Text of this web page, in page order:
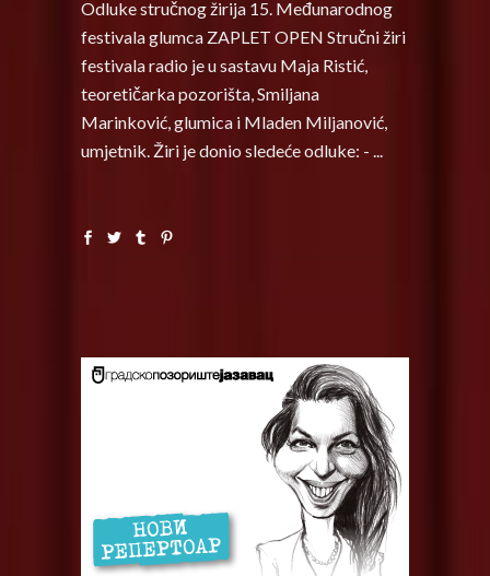
Odluke stručnog žirija 15. Međunarodnog
festivala glumca ZAPLET OPEN Stručni žiri
festivala radio je u sastavu Maja Ristić,
teoretičarka pozorišta, Smiljana
Marinković, glumica i Mladen Miljanović,
umjetnik. Žiri je donio sledeće odluke: -